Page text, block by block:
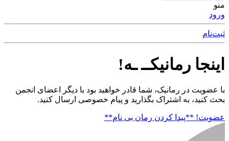
منو
ورود
ثبت‌نام
اینجا رمانیکــ ـه!
با عضویت در رمانیک، شما قادر خواهید بود با دیگر اعضای انجمن
بحث کنید، به اشتراک بگذارید و پیام خصوصی ارسال کنید.
عضویت! **پیدا کردن رمان بی نام**